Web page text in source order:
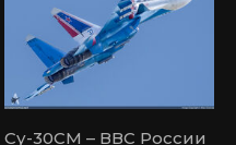
Су-30СМ – ВВС России